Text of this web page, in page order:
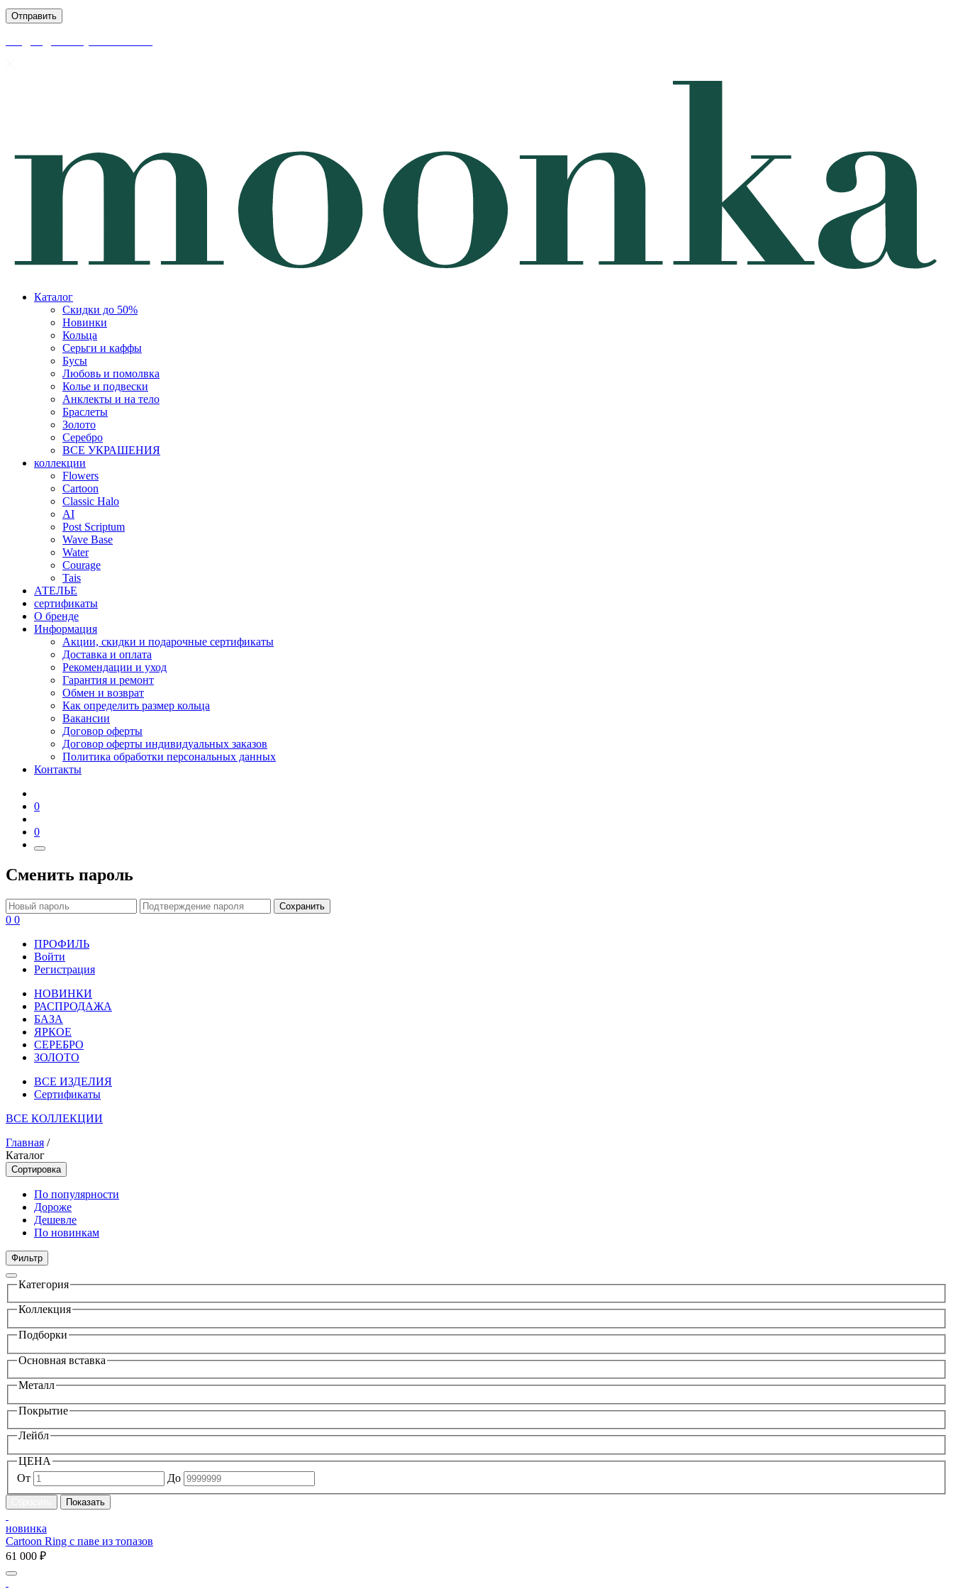
Каталог
Скидки до 50%
Новинки
Кольца
Серьги и каффы
Бусы
Любовь и помолвка
Колье и подвески
Анклекты и на тело
Браслеты
Золото
Серебро
ВСЕ УКРАШЕНИЯ
коллекции
Flowers
Cartoon
Classic Halo
AI
Post Scriptum
Wave Base
Water
Courage
Tais
АТЕЛЬЕ
сертификаты
О бренде
Информация
Акции, скидки и подарочные сертификаты
Доставка и оплата
Рекомендации и уход
Гарантия и ремонт
Обмен и возврат
Как определить размер кольца
Вакансии
Договор оферты
Договор оферты индивидуальных заказов
Политика обработки персональных данных
Контакты
0
0
Сменить пароль
Сохранить
0 0
ПРОФИЛЬ
Войти
Регистрация
НОВИНКИ
РАСПРОДАЖА
БАЗА
ЯРКОЕ
СЕРЕБРО
ЗОЛОТО
ВСЕ ИЗДЕЛИЯ
Сертификаты
ВСЕ КОЛЛЕКЦИИ
Главная /
Каталог
Сортировка
По популярности
Дороже
Дешевле
По новинкам
Фильтр
Категория
Коллекция
Подборки
Основная вставка
Металл
Покрытие
Лейбл
ЦЕНА
От
До
новинка
Cartoon Ring с паве из топазов
61 000 ₽